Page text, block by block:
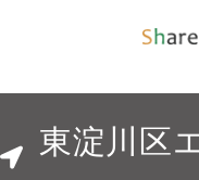
東淀川区